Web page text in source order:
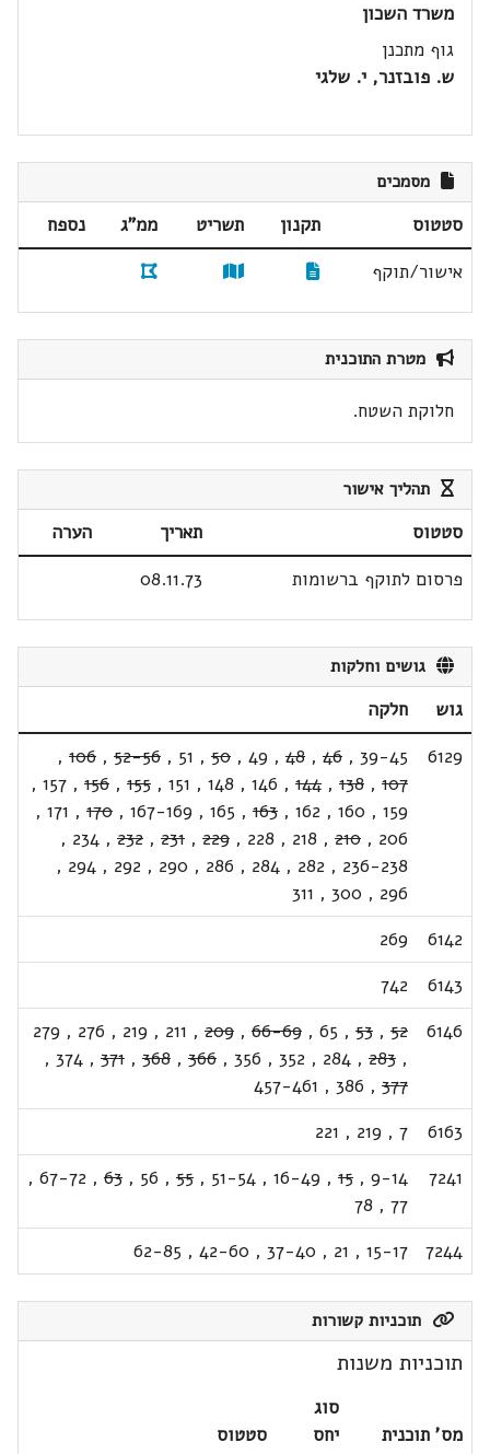
משרד השכון
גוף מתכנן
ש. פובזנר, י. שלגי
מסמכים
סטטוס תקנון תשריט ממ"ג
נספח
אישור/תוקף
מטרת התוכנית
חלוקת השטח.
תהליך אישור
סטטוס תאריך
הערה
פרסום לתוקף ברשומות
08.11.73
גושים וחלקות
גוש
חלקה
6129
39-45
,
46
,
48
,
49
,
50
,
51
,
52-56
,
106
,
107
,
138
,
144
,
146
,
148
,
151
,
155
,
156
,
157
,
159
,
160
,
162
,
163
,
165
,
167-169
,
170
,
171
,
206
,
210
,
218
,
228
,
229
,
231
,
232
,
234
,
236-238
,
282
,
284
,
286
,
290
,
292
,
294
,
296
,
300
,
311
6142
269
6143
742
6146
52
,
53
,
65
,
66-69
,
209
,
211
,
219
,
276
,
279
,
283
,
284
,
352
,
356
,
366
,
368
,
371
,
374
,
377
,
386
,
457-461
6163
7
,
219
,
221
7241
9-14
,
15
,
16-49
,
51-54
,
55
,
56
,
63
,
67-72
,
77
,
78
7244
15-17
,
21
,
37-40
,
42-60
,
62-85
תוכניות קשורות
תוכניות משנות
מס' תוכנית
סוג
יחס
סטטוס